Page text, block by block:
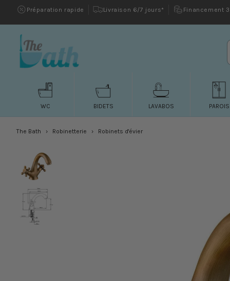
et passer
au
contenu
Préparation rapide Livraison 6/7 jours* Financement
WC BIDETS LAVABOS PAROIS
The Bath Robinetterie Robinets d'évier